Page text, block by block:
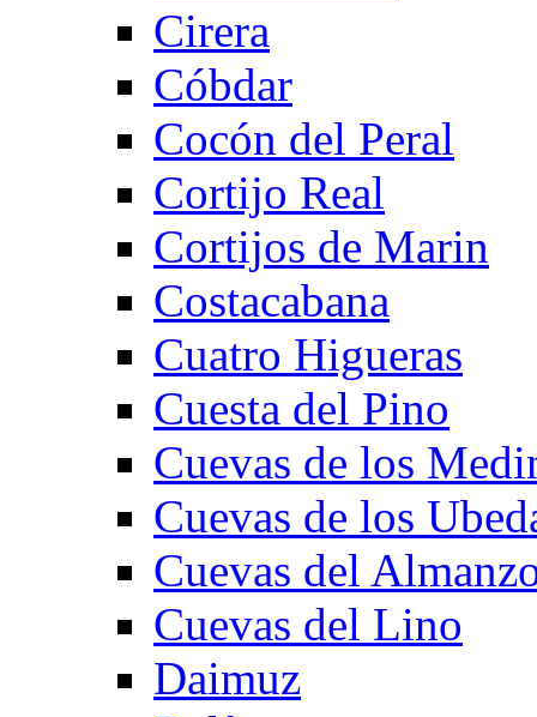
Cirera
Cóbdar
Cocón del Peral
Cortijo Real
Cortijos de Marin
Costacabana
Cuatro Higueras
Cuesta del Pino
Cuevas de los
Cuevas de los
Cuevas del
Cuevas del Lino
Daimuz